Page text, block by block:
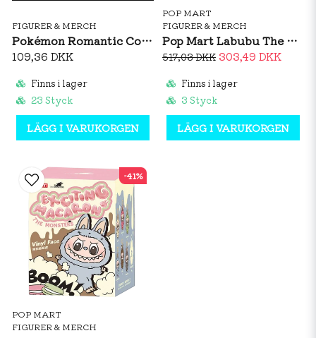
FIGURER & MERCH
Pokémon Romantic Collection Figurine
109,36 DKK
Finns i lager
23 Styck
LÄGG I VARUKORGEN
POP MART
FIGURER & MERCH
Pop Mart Labubu The Monsters - Have A Seat (Blind Box)
517,03 DKK 303,49 DKK
Finns i lager
3 Styck
LÄGG I VARUKORGEN
POP MART
FIGURER & MERCH
-41%